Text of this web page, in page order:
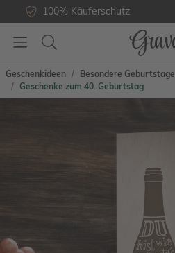
100% Käuferschutz
Geschenkideen
Besondere Geburtstage
Geschenke zum 40. Geburtstag